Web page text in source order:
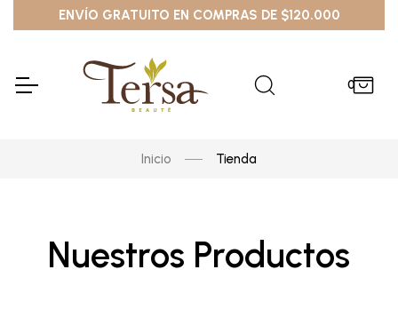
ENVÍO GRATUITO EN COMPRAS DE $120.000
0
Inicio Tienda
Nuestros Productos